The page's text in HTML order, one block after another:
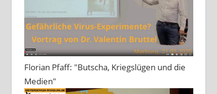
Florian Pfaff: "Butscha, Kriegslügen und die
Medien"